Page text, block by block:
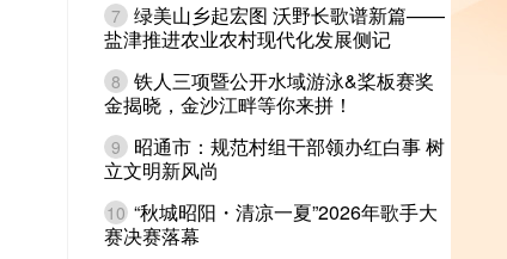
7 绿美山乡起宏图 沃野长歌谱新篇——
盐津推进农业农村现代化发展侧记
8 铁人三项暨公开水域游泳&桨板赛奖
金揭晓，金沙江畔等你来拼！
9
昭通市：规范村组干部领办红白事 树
立文明新风尚
10 “秋城昭阳・清凉一夏”2026年歌手大
赛决赛落幕